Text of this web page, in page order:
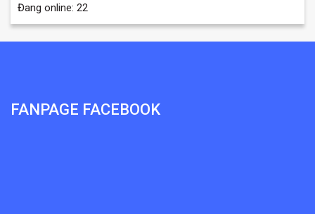
Đang online: 22
FANPAGE FACEBOOK